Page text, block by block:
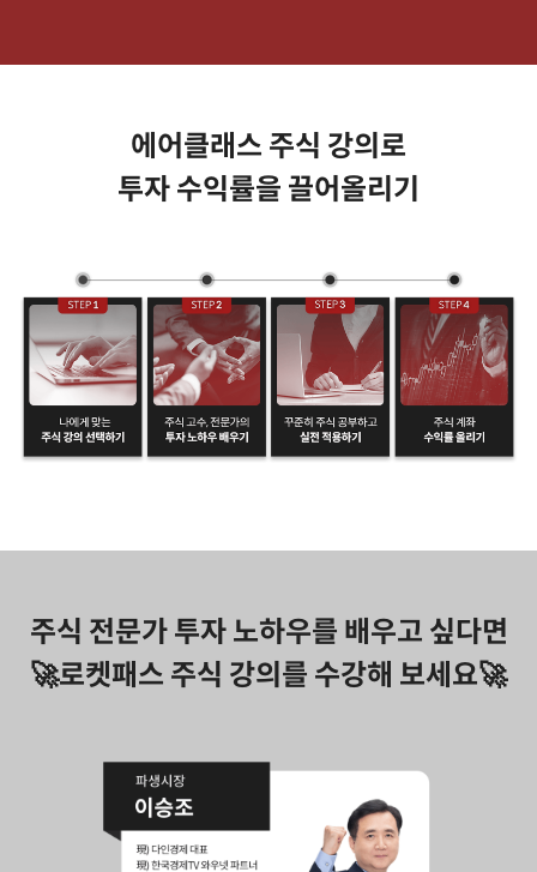
에어클래스 주식 강의로
투자 수익률을 끌어올리기
주식 전문가 투자 노하우를 배우고 싶다면
🚀로켓패스 주식 강의를 수강해 보세요🚀